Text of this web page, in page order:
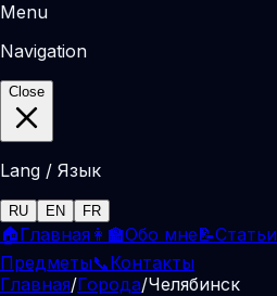
Menu
Navigation
Close
Lang / Язык
RU EN FR
🏠Главная 👩‍🏫Обо мне📝Статьи
Предметы📞Контакты
Главная/Города/Челябинск